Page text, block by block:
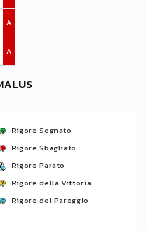
A
A
Rigore Segnato
Rigore Sbagliato
Rigore Parato
Rigore della Vittoria
Rigore del Pareggio